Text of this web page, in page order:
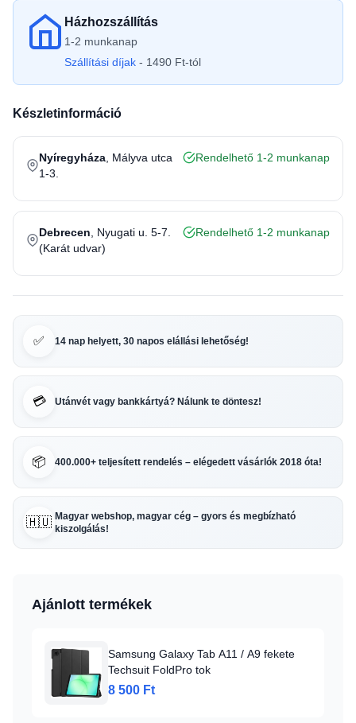
Házhozszállítás
1-2 munkanap
Szállítási díjak - 1490 Ft-tól
Készletinformáció
Nyíregyháza , Mályva utca
1-3.
Rendelhető 1-2 munkanap
Debrecen , Nyugati u. 5-7.
(Karát udvar)
Rendelhető 1-2 munkanap
✅ 14 nap helyett, 30 napos elállási lehetőség!
💳 Utánvét vagy bankkártyá? Nálunk te döntesz!
📦 400.000+ teljesített rendelés – elégedett vásárlók 2018 óta!
🇭🇺 Magyar webshop, magyar cég – gyors és megbízható
kiszolgálás!
Ajánlott termékek
Samsung Galaxy Tab A11 / A9 fekete
Techsuit FoldPro tok
8 500 Ft